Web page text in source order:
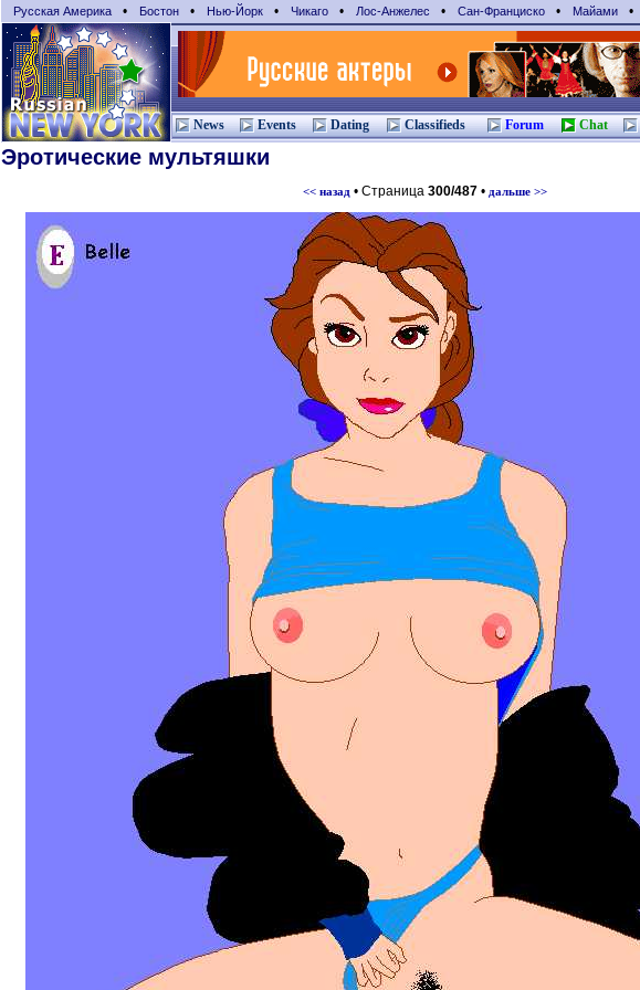
Русская Америка • Бостон • Нью-Йорк • Чикаго • Лос-Анжелес • Сан-Франциcко • Майами •
News Events Dating Classifieds Forum Chat
Эротические мультяшки
<< назад• Страница 300/487• дальше >>